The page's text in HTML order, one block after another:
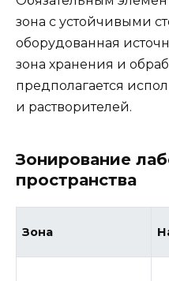
зона с устойчивыми
оборудованная
зона хранения и
предполагается
и растворителей.
Зонирование
пространства
Зона